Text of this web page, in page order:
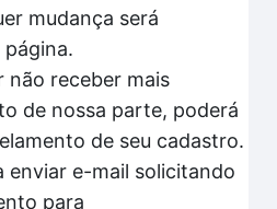
mudança será
não receber mais
de nossa parte, poderá
de seu cadastro.
enviar e-mail solicitando
para